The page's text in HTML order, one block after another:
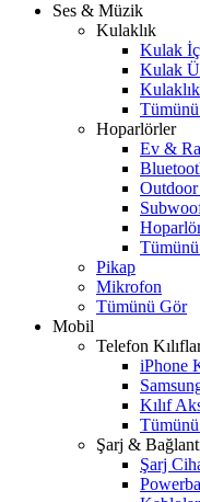
Ses & Müzik
Kulaklık
Kulak
Kulak
Hoparlörler
Ev &
Pikap
Mikrofon
Tümünü Gör
Mobil
Telefon
iPhone
Kılıf
Şarj &
Şarj